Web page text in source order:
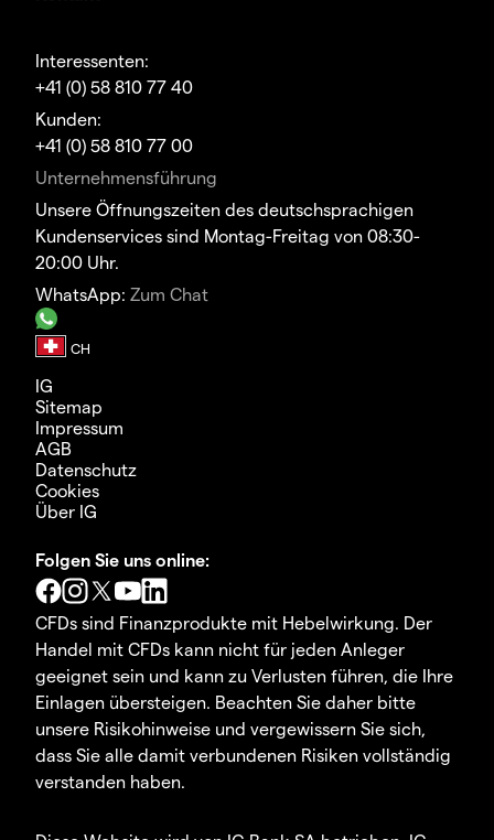
Interessenten:
+41 (0) 58 810 77 40
Kunden:
+41 (0) 58 810 77 00
Unternehmensführung
Unsere Öffnungszeiten des deutschsprachigen
Kundenservices sind Montag-Freitag von 08:30-
20:00 Uhr.
WhatsApp: Zum Chat
IG
Sitemap
Impressum
AGB
Datenschutz
Cookies
Über IG
Folgen Sie uns online:
CFDs sind Finanzprodukte mit Hebelwirkung. Der
Handel mit CFDs kann nicht für jeden Anleger
geeignet sein und kann zu Verlusten führen, die Ihre
Einlagen übersteigen. Beachten Sie daher bitte
unsere Risikohinweise und vergewissern Sie sich,
dass Sie alle damit verbundenen Risiken vollständig
verstanden haben.